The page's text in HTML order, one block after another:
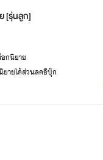
[รุ่นลูก]
กนิยาย
ายได้ส่วนลดอีบุ๊ก